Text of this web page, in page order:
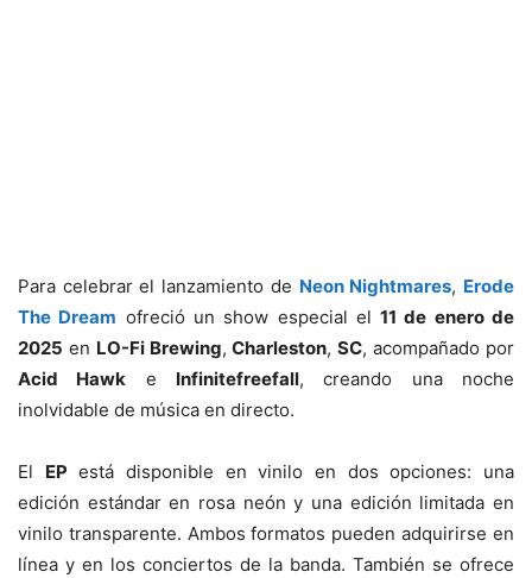
Para celebrar el lanzamiento de Neon Nightmares, Erode
The Dream ofreció un show especial el11 de enero de
2025 en LO-Fi Brewing,Charleston,SC, acompañado por
Acid Hawk e Infinitefreefall, creando una noche
inolvidable de música en directo.
El EP está disponible en vinilo en dos opciones: una
edición estándar en rosa neón y una edición limitada en
vinilo transparente. Ambos formatos pueden adquirirse en
línea y en los conciertos de la banda. También se ofrece